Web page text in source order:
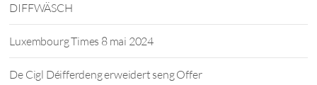
DIFFWÄSCH
Luxembourg Times 8 mai 2024
De Cigl Déifferdeng erweidert seng Offer